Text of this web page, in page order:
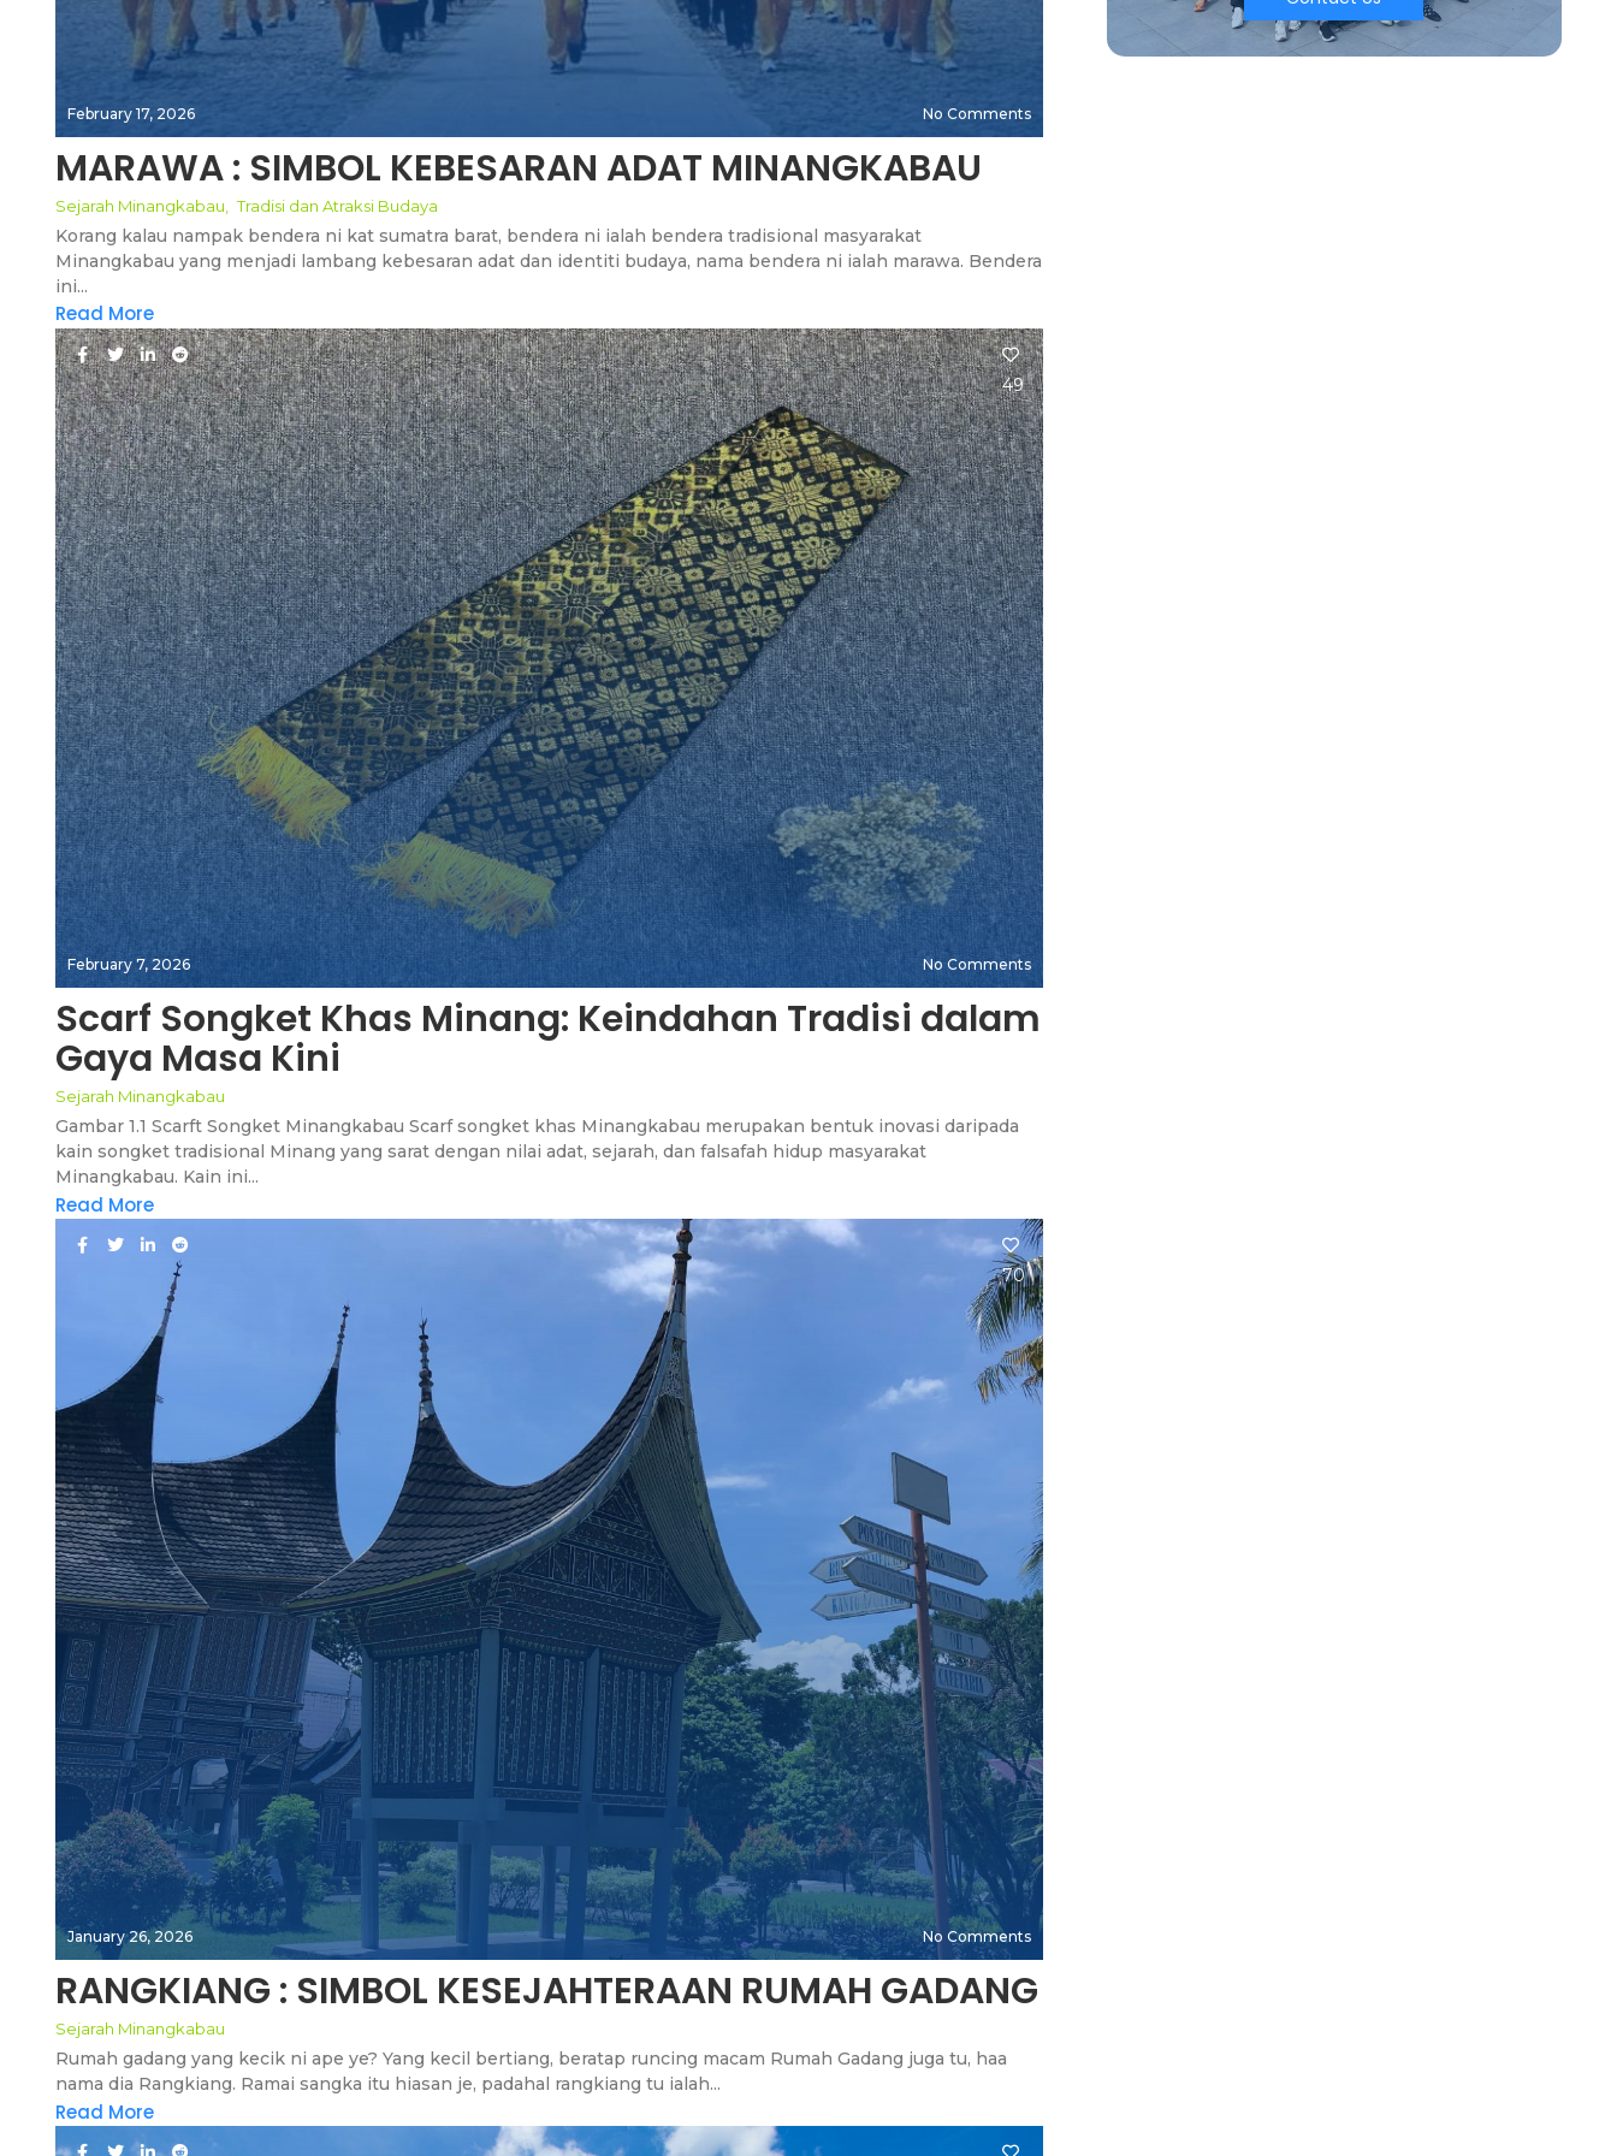
February 17, 2026 No Comments
MARAWA : SIMBOL KEBESARAN ADAT MINANGKABAU
Sejarah Minangkabau Tradisi dan Atraksi Budaya
Korang kalau nampak bendera ni kat sumatra barat, bendera ni ialah bendera tradisional masyarakat
Minangkabau yang menjadi lambang kebesaran adat dan identiti budaya, nama bendera ni ialah marawa. Bendera
ini...
Read More
February 7, 2026 No Comments
49
Scarf Songket Khas Minang: Keindahan Tradisi dalam
Gaya Masa Kini
Sejarah Minangkabau
Gambar 1.1 Scarft Songket Minangkabau Scarf songket khas Minangkabau merupakan bentuk inovasi daripada
kain songket tradisional Minang yang sarat dengan nilai adat, sejarah, dan falsafah hidup masyarakat
Minangkabau. Kain ini...
Read More
January 26, 2026 No Comments
70
RANGKIANG : SIMBOL KESEJAHTERAAN RUMAH GADANG
Sejarah Minangkabau
Rumah gadang yang kecik ni ape ye? Yang kecil bertiang, beratap runcing macam Rumah Gadang juga tu, haa
nama dia Rangkiang. Ramai sangka itu hiasan je, padahal rangkiang tu ialah...
Read More